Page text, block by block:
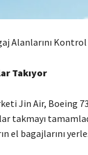
Alanlarını
Takıyor
Jin Air, Boeing
takmayı
el bagajlarını